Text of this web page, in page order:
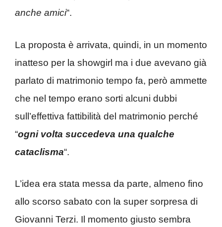
anche amici“.
La proposta è arrivata, quindi, in un momento
inatteso per la showgirl ma i due avevano già
parlato di matrimonio tempo fa, però ammette
che nel tempo erano sorti alcuni dubbi
sull’effettiva fattibilità del matrimonio perché
“ogni volta succedeva una qualche
cataclisma“.
L’idea era stata messa da parte, almeno fino
allo scorso sabato con la super sorpresa di
Giovanni Terzi. Il momento giusto sembra